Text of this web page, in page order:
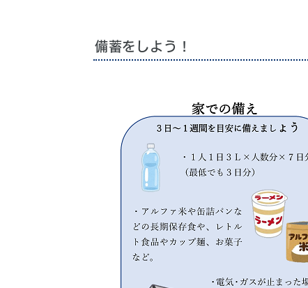
備蓄をしよう！